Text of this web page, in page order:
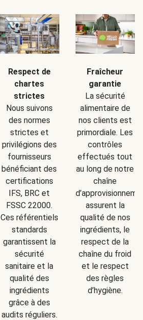
Respect de
chartes
strictes
Nous suivons
des normes
strictes et
privilégions des
fournisseurs
bénéficiant des
certifications
IFS, BRC et
FSSC 22000.
Ces référentiels
standards
garantissent la
sécurité
sanitaire et la
qualité des
ingrédients
grâce à des
audits réguliers.
Fraîcheur
garantie
La sécurité
alimentaire de
nos clients est
primordiale. Les
contrôles
effectués tout
au long de notre
chaîne
assurent la
qualité de nos
ingrédients, le
respect de la
chaîne du froid
et le respect
des règles
d’hygiène.